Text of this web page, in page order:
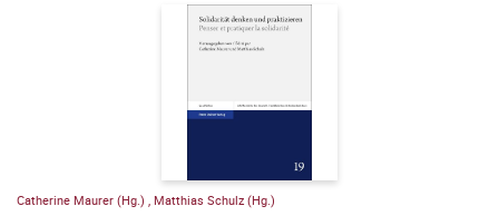
Catherine Maurer (Hg.) Matthias Schulz (Hg.)